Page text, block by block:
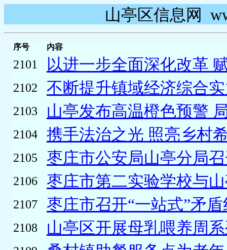
山亭区信息网
序号 内容
2101 以进一步全面深化改革
2102 不断提升镇域经济综合
2103 山亭发布高温橙色预警
2104 携手法治之光 照亮乡村
2105 枣庄市公安局山亭分局
2106 枣庄市第二实验学校与
2107 枣庄市召开“一站式”矛
2108 山亭区开展母乳喂养周